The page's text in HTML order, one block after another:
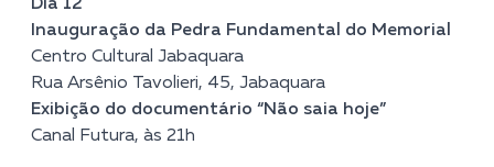
Dia 12
Inauguração da Pedra Fundamental do Memorial
Centro Cultural Jabaquara
Rua Arsênio Tavolieri, 45, Jabaquara
Exibição do documentário “Não saia hoje”
Canal Futura, às 21h